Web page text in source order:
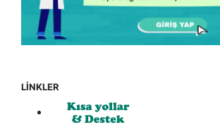
LİNKLER